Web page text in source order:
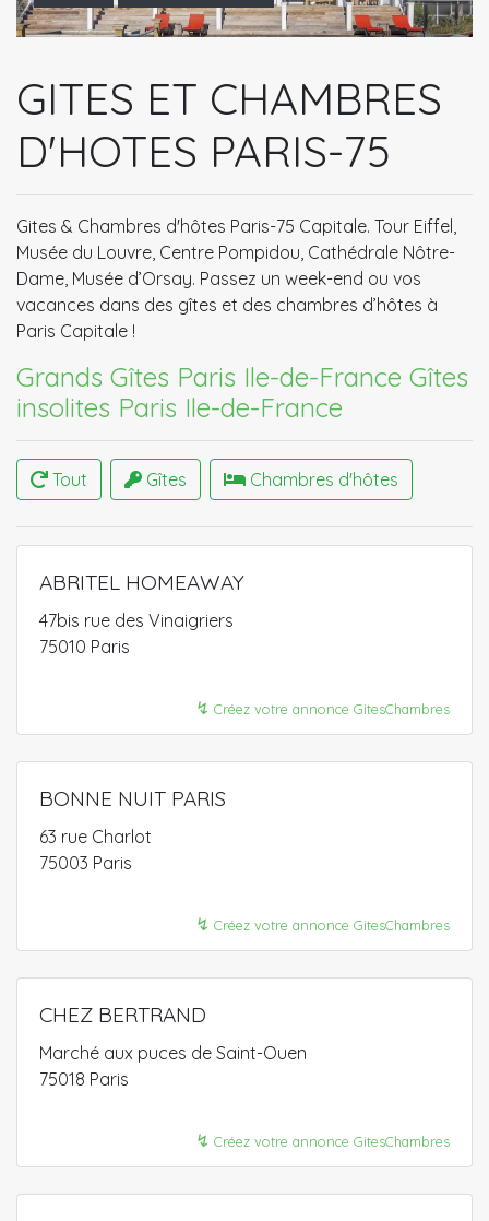
GITES ET CHAMBRES
D'HOTES PARIS-75
Gites & Chambres d'hôtes Paris-75 Capitale. Tour Eiffel,
Musée du Louvre, Centre Pompidou, Cathédrale Nôtre-
Dame, Musée d’Orsay. Passez un week-end ou vos
vacances dans des gîtes et des chambres d’hôtes à
Paris Capitale !
Grands Gîtes Paris Ile-de-France​ Gîtes
insolites Paris Ile-de-France
Tout Gîtes Chambres d'hôtes
ABRITEL HOMEAWAY
47bis rue des Vinaigriers
75010 Paris
↯ Créez votre annonce GitesChambres
BONNE NUIT PARIS
63 rue Charlot
75003 Paris
↯ Créez votre annonce GitesChambres
CHEZ BERTRAND
Marché aux puces de Saint-Ouen
75018 Paris
↯ Créez votre annonce GitesChambres